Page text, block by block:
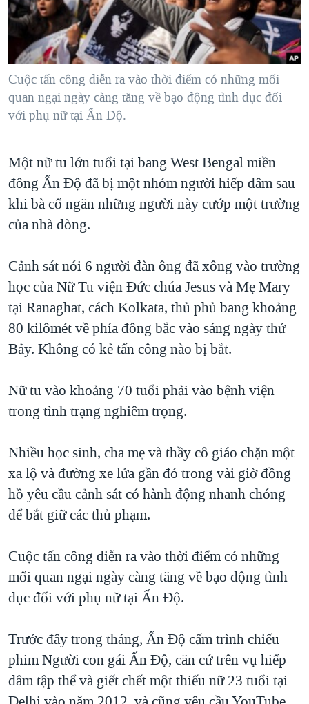
"Tìm"NGƯỜI VIỆT HẢI NGOẠI
ĐỜI SỐNG
KINH TẾ
KHOA HỌC
SỨC KHOẺ
THỂ THAO
GIÁO DỤC
TẠI
HÀNH TRÌNH BẦU CỬ 2024
MỘT NĂM CHIẾN TRANH TẠI DẢI GAZA
GIẢI MÃ VÀNH ĐAI & CON ĐƯỜNG
NGÀY TỊ NẠN THẾ GIỚI
CHI PHÍ CHIẾN TRANH AFGHANISTAN
CÁC GIÁ TRỊ CỘNG HÒA Ở VIỆT NAM
THƯỢNG ĐỈNH TRUMP-KIM TẠI VIỆT NAM
NGƯ DÂN VIỆT VÀ LÀN SÓNG TRỘM HẢI SÂM
BÊN KIA QUỐC LỘ: TIẾNG VỌNG TỪ NÔNG THÔN MỸ
QUAN HỆ VIỆT MỸ
VIDEO
NGHE
MẠNG XÃ HỘI
Cuộc tấn công diễn ra vào thời điểm có những mối
quan ngại ngày càng tăng về bạo động tình dục đối
với phụ nữ tại Ấn Độ.
Một nữ tu lớn tuổi tại bang West Bengal miền
đông Ấn Độ đã bị một nhóm người hiếp dâm sau
khi bà cố ngăn những người này cướp một trường
của nhà dòng.
Cảnh sát nói 6 người đàn ông đã xông vào trường
học của Nữ Tu viện Đức chúa Jesus và Mẹ Mary
tại Ranaghat, cách Kolkata, thủ phủ bang khoảng
80 kilômét về phía đông bắc vào sáng ngày thứ
Bảy. Không có kẻ tấn công nào bị bắt.
Nữ tu vào khoảng 70 tuổi phải vào bệnh viện
trong tình trạng nghiêm trọng.
Nhiều học sinh, cha mẹ và thầy cô giáo chặn một
xa lộ và đường xe lửa gần đó trong vài giờ đồng
hồ yêu cầu cảnh sát có hành động nhanh chóng
để bắt giữ các thủ phạm.
Cuộc tấn công diễn ra vào thời điểm có những
mối quan ngại ngày càng tăng về bạo động tình
dục đối với phụ nữ tại Ấn Độ.
Trước đây trong tháng, Ấn Độ cấm trình chiếu
phim Người con gái Ấn Độ, căn cứ trên vụ hiếp
dâm tập thể và giết chết một thiếu nữ 23 tuổi tại